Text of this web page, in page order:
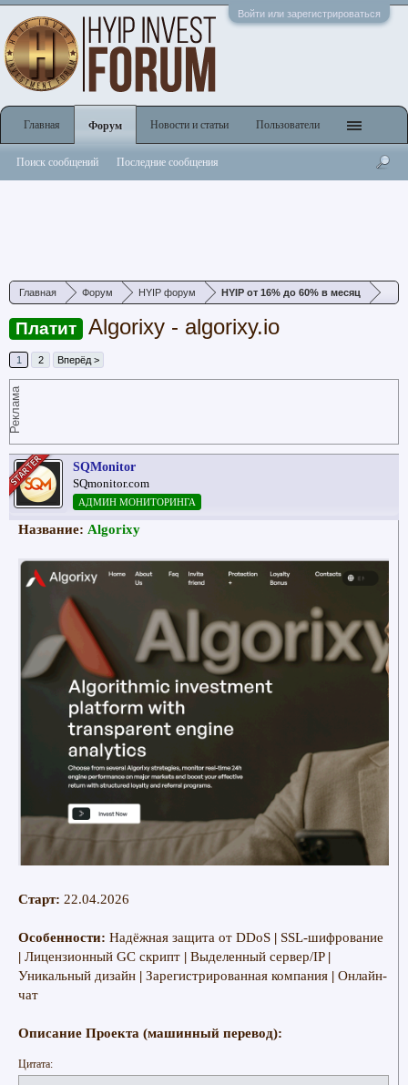
Войти или зарегистрироваться
Главная Форум HYIP форум HYIP от 16% до 60% в месяц
Платит Algorixy - algorixy.io
1 2 Вперёд >
Реклама
SQMonitor
SQmonitor.com
АДМИН МОНИТОРИНГА
Название: Algorixy
Старт: 22.04.2026
Особенности: Надёжная защита от DDoS | SSL-шифрование
| Лицензионный GC скрипт | Выделенный сервер/IP |
Уникальный дизайн | Зарегистрированная компания | Онлайн-
чат
Описание Проекта (машинный перевод):
Цитата:
Главная Форум
Поиск сообщений Последние сообщения
Новости и статьи Пользователи